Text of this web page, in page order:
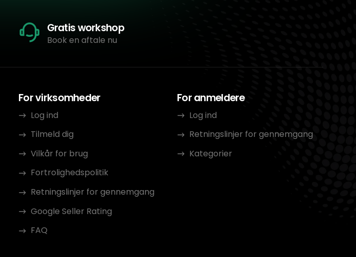
Gratis workshop
Book en aftale nu
For virksomheder
Log ind
Tilmeld dig
Vilkår for brug
Fortrolighedspolitik
Retningslinjer for gennemgang
Google Seller Rating
FAQ
For anmeldere
Log ind
Retningslinjer for gennemgang
Kategorier